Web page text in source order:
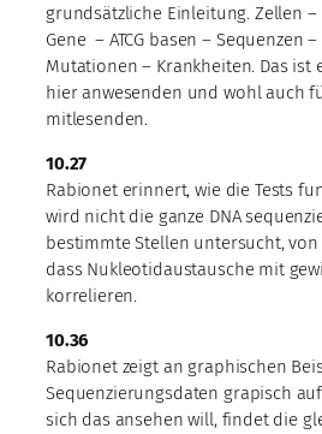
grundsätzliche Einleitung. Zellen –
Gene – ATCG basen – Sequenzen
Mutationen – Krankheiten. Das ist
hier anwesenden und wohl auch
mitlesenden.
10.27
Rabionet erinnert, wie die Tests
wird nicht die ganze DNA
bestimmte Stellen untersucht,
dass Nukleotidaustausche mit
korrelieren.
10.36
Rabionet zeigt an graphischen
Sequenzierungsdaten grapisch
sich das ansehen will, findet die